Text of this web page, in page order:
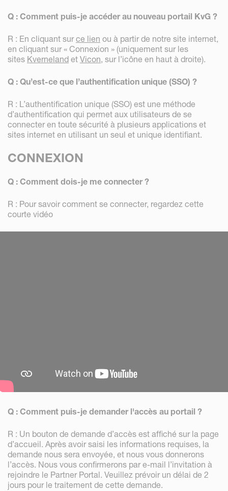
Q : Comment puis-je accéder au nouveau portail KvG ?
R : En cliquant surce lien ou à partir de notre site internet,
en cliquant sur « Connexion » (uniquement sur les
sites Kverneland et Vicon, sur l’icône en haut à droite).
Q : Qu’est-ce que l’authentification unique (SSO) ?
R : L’authentification unique (SSO) est une méthode
d’authentification qui permet aux utilisateurs de se
connecter en toute sécurité à plusieurs applications et
sites internet en utilisant un seul et unique identifiant.
CONNEXION
Q : Comment dois-je me connecter ?
R : Pour savoir comment se connecter, regardez cette
courte vidéo
Q : Comment puis-je demander l'accès au portail ?
R : Un bouton de demande d’accès est affiché sur la page
d’accueil. Après avoir saisi les informations requises, la
demande nous sera envoyée, et nous vous donnerons
l’accès. Nous vous confirmerons par e-mail l’invitation à
rejoindre le Partner Portal. Veuillez prévoir un délai de 2
jours pour le traitement de cette demande.